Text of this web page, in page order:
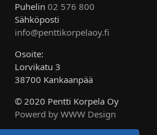
Puhelin 02 576 800
Sähköposti
info@penttikorpelaoy.fi
Osoite:
Lorvikatu 3
38700 Kankaanpää
© 2020 Pentti Korpela Oy
Powerd by WWW Design